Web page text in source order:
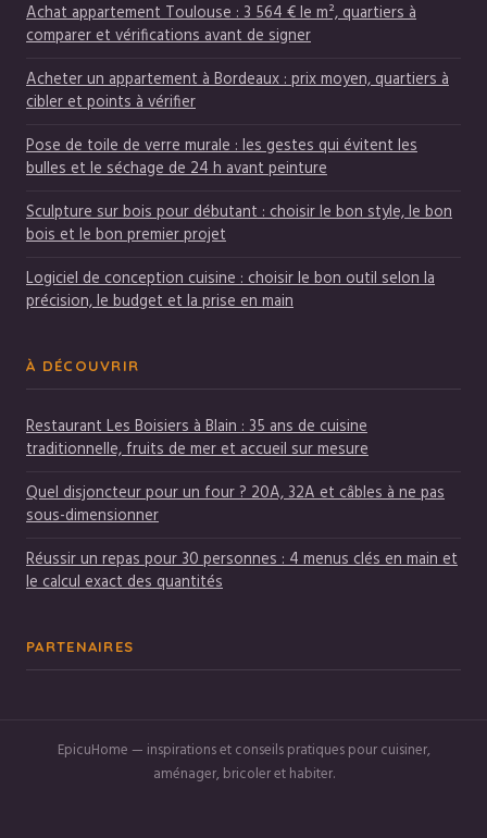
Achat appartement Toulouse : 3 564 € le m², quartiers à
comparer et vérifications avant de signer
Acheter un appartement à Bordeaux : prix moyen, quartiers à
cibler et points à vérifier
Pose de toile de verre murale : les gestes qui évitent les
bulles et le séchage de 24 h avant peinture
Sculpture sur bois pour débutant : choisir le bon style, le bon
bois et le bon premier projet
Logiciel de conception cuisine : choisir le bon outil selon la
précision, le budget et la prise en main
À DÉCOUVRIR
Restaurant Les Boisiers à Blain : 35 ans de cuisine
traditionnelle, fruits de mer et accueil sur mesure
Quel disjoncteur pour un four ? 20A, 32A et câbles à ne pas
sous-dimensionner
Réussir un repas pour 30 personnes : 4 menus clés en main et
le calcul exact des quantités
PARTENAIRES
EpicuHome — inspirations et conseils pratiques pour cuisiner,
aménager, bricoler et habiter.